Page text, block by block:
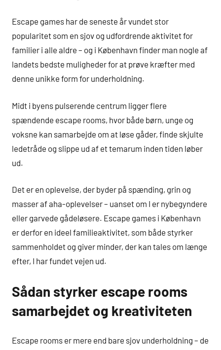
Escape games har de seneste år vundet stor
popularitet som en sjov og udfordrende aktivitet for
familier i alle aldre – og i København finder man nogle af
landets bedste muligheder for at prøve kræfter med
denne unikke form for underholdning.
Midt i byens pulserende centrum ligger flere
spændende escape rooms, hvor både børn, unge og
voksne kan samarbejde om at løse gåder, finde skjulte
ledetråde og slippe ud af et temarum inden tiden løber
ud.
Det er en oplevelse, der byder på spænding, grin og
masser af aha-oplevelser – uanset om I er nybegyndere
eller garvede gådeløsere. Escape games i København
er derfor en ideel familieaktivitet, som både styrker
sammenholdet og giver minder, der kan tales om længe
efter, I har fundet vejen ud.
Sådan styrker escape rooms
samarbejdet og kreativiteten
Escape rooms er mere end bare sjov underholdning – de